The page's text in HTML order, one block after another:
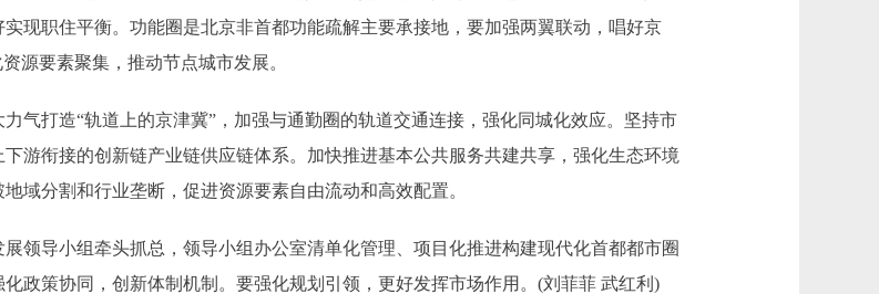
现职住平衡。功能圈是北京非首都功能疏解主要承接地，要加强两翼联动，唱好京
源要素聚集，推动节点城市发展。
打造“轨道上的京津冀”，加强与通勤圈的轨道交通连接，强化同城化效应。坚持市
游衔接的创新链产业链供应链体系。加快推进基本公共服务共建共享，强化生态环境
域分割和行业垄断，促进资源要素自由流动和高效配置。
导小组牵头抓总，领导小组办公室清单化管理、项目化推进构建现代化首都都市圈
政策协同，创新体制机制。要强化规划引领，更好发挥市场作用。(刘菲菲 武红利)